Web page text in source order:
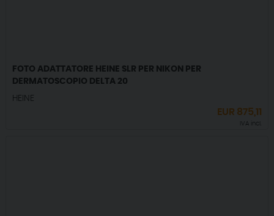
FOTO ADATTATORE HEINE SLR PER NIKON PER
DERMATOSCOPIO DELTA 20
HEINE
EUR 875,11
IVA incl.